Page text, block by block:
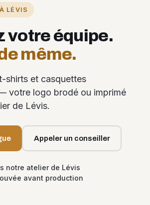
LÉVIS
votre équipe.
même.
shirts et casquettes
votre logo brodé ou imprimé
de Lévis.
Appeler un conseiller
notre atelier de Lévis
avant production